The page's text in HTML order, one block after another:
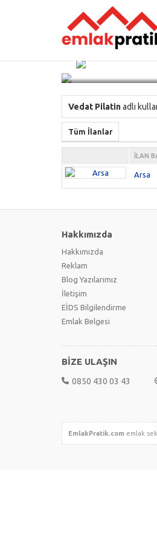
Vedat Pilatinadlı
Tüm İlanlar
İLAN
Arsa
Hakkımızda
Hakkımızda
Reklam
Blog Yazılarımız
İletişim
EİDS Bilgilendirme
Emlak Belgesi
BİZE ULAŞIN
0850 430 03 43
EmlakPratik.com emlak